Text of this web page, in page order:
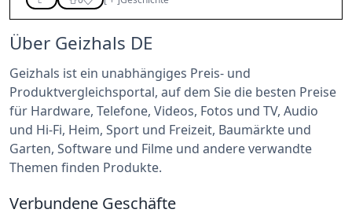
Über Geizhals DE
Geizhals ist ein unabhängiges Preis- und
Produktvergleichsportal, auf dem Sie die besten Preise
für Hardware, Telefone, Videos, Fotos und TV, Audio
und Hi-Fi, Heim, Sport und Freizeit, Baumärkte und
Garten, Software und Filme und andere verwandte
Themen finden Produkte.
Verbundene Geschäfte